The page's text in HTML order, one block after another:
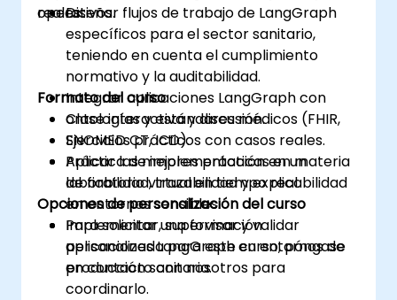
reales.
operativos.
Diseñar flujos de trabajo de LangGraph
específicos para el sector sanitario,
teniendo en cuenta el cumplimiento
normativo y la auditabilidad.
Integrar aplicaciones LangGraph con
ontologías y estándares médicos (FHIR,
SNOMED CT, ICD).
Aplicar las mejores prácticas en materia
de fiabilidad, trazabilidad y explicabilidad
en entornos sensibles.
Implementar, supervisar y validar
aplicaciones LangGraph en entornos de
producción sanitaria.
Formato del curso
Clase interactiva y discusión.
Ejercicios prácticos con casos reales.
Práctica de implementación en un
laboratorio virtual en tiempo real.
Opciones de personalización del curso
Para solicitar una formación
personalizada para este curso, póngase
en contacto con nosotros para
coordinarlo.